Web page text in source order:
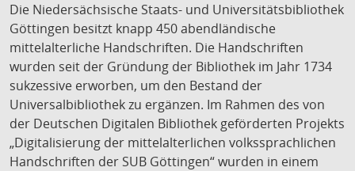
Die Niedersächsische Staats- und Universitätsbibliothek
Göttingen besitzt knapp 450 abendländische
mittelalterliche Handschriften. Die Handschriften
wurden seit der Gründung der Bibliothek im Jahr 1734
sukzessive erworben, um den Bestand der
Universalbibliothek zu ergänzen. Im Rahmen des von
der Deutschen Digitalen Bibliothek geförderten Projekts
„Digitalisierung der mittelalterlichen volkssprachlichen
Handschriften der SUB Göttingen“ wurden in einem